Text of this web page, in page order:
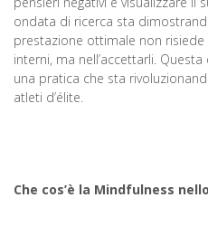
ondata di ricerca sta
prestazione ottimale non
interni, ma nell’accettarli. Questa
una pratica che sta
atleti d’élite.
Che cos’è la Mindfulness